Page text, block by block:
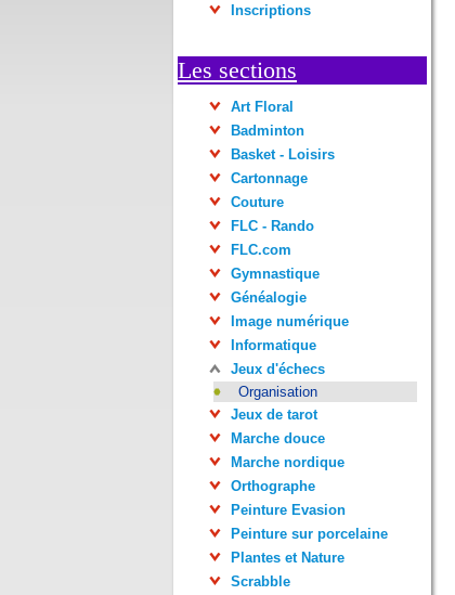
Inscriptions
Les sections
Art Floral
Badminton
Basket - Loisirs
Cartonnage
Couture
FLC - Rando
FLC.com
Gymnastique
Généalogie
Image numérique
Informatique
Jeux d'échecs
Organisation
Jeux de tarot
Marche douce
Marche nordique
Orthographe
Peinture Evasion
Peinture sur porcelaine
Plantes et Nature
Scrabble